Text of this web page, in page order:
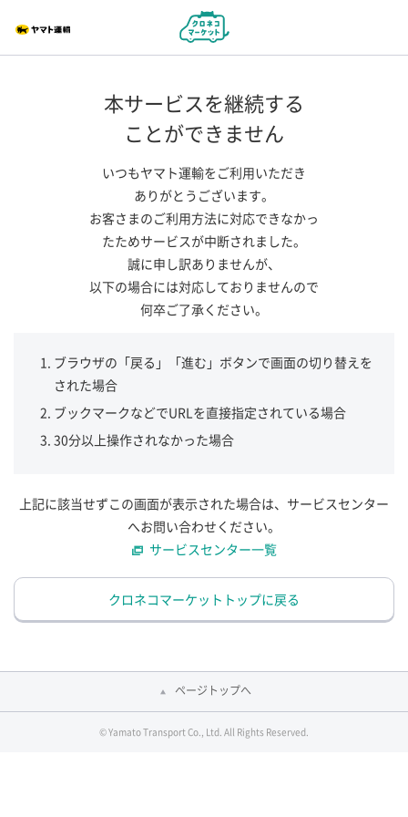
本サービスを継続する
ことができません
いつもヤマト運輸をご利用いただき
ありがとうございます。
お客さまのご利用方法に対応できなかっ
たためサービスが中断されました。
誠に申し訳ありませんが、
以下の場合には対応しておりませんので
何卒ご了承ください。
ブラウザの「戻る」「進む」ボタンで画面の切り替えを
された場合
ブックマークなどでURLを直接指定されている場合
30分以上操作されなかった場合
上記に該当せずこの画面が表示された場合は、サービスセンター
へお問い合わせください。
サービスセンター一覧
クロネコマーケットトップに戻る
ページトップへ
© Yamato Transport Co., Ltd. All Rights Reserved.